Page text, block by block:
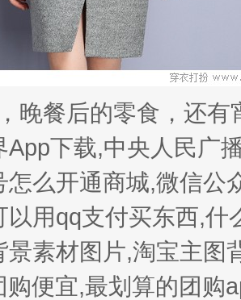
餐后的零食，还有
App下载,中央人民广
怎么开通商城,微信公
以用qq支付买东西,什
景素材图片,淘宝主图
购便宜,最划算的团购